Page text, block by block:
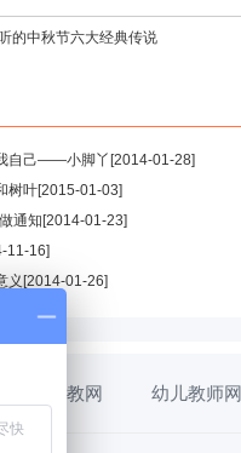
的中秋节六大经典传说
自己——小脚丫 [2014-01-28]
树叶[2015-01-03]
通知 [2014-01-23]
11-16]
义 [2014-01-26]
幼教网 幼儿教师网